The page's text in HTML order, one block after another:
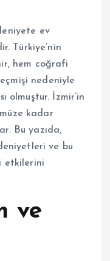
ev
Türkiye’nin
hem coğrafi
nedeniyle
olmuştur. İzmir’in
kadar
Bu yazıda,
ve bu
etkilerini
ve